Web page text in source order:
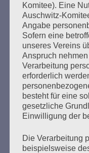
Gedenken
Erstellt am16.
Am 16. Mai jährte
und Sinti nach
Landesverein der
Union und Freunde
Bahnhof. Die
ermordeten Roma
Komitee). Eine
Auschwitz-
Angabe
Sofern eine
unseres Vereins
Anspruch
Verarbeitung
erforderlich
besteht für eine
gesetzliche
Einwilligung der
Die Verarbeitung
beispielsweise